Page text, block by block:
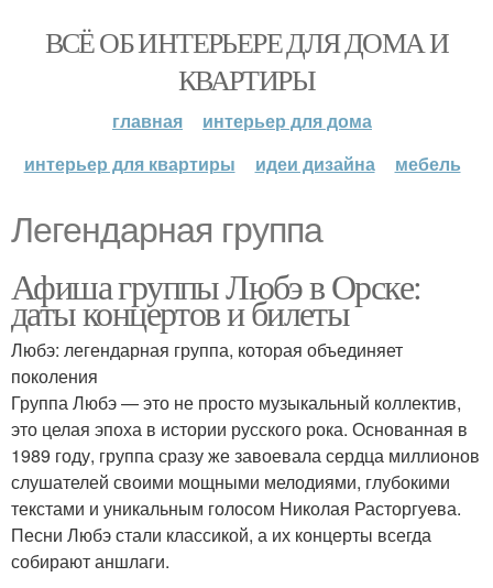
ВСЁ ОБ ИНТЕРЬЕРЕ ДЛЯ ДОМА И
КВАРТИРЫ
главная
интерьер для дома
интерьер для квартиры
идеи дизайна мебель
Легендарная группа
Афиша группы Любэ в Орске:
даты концертов и билеты
Любэ: легендарная группа, которая объединяет
поколения
Группа Любэ — это не просто музыкальный коллектив,
это целая эпоха в истории русского рока. Основанная в
1989 году, группа сразу же завоевала сердца миллионов
слушателей своими мощными мелодиями, глубокими
текстами и уникальным голосом Николая Расторгуева.
Песни Любэ стали классикой, а их концерты всегда
собирают аншлаги.